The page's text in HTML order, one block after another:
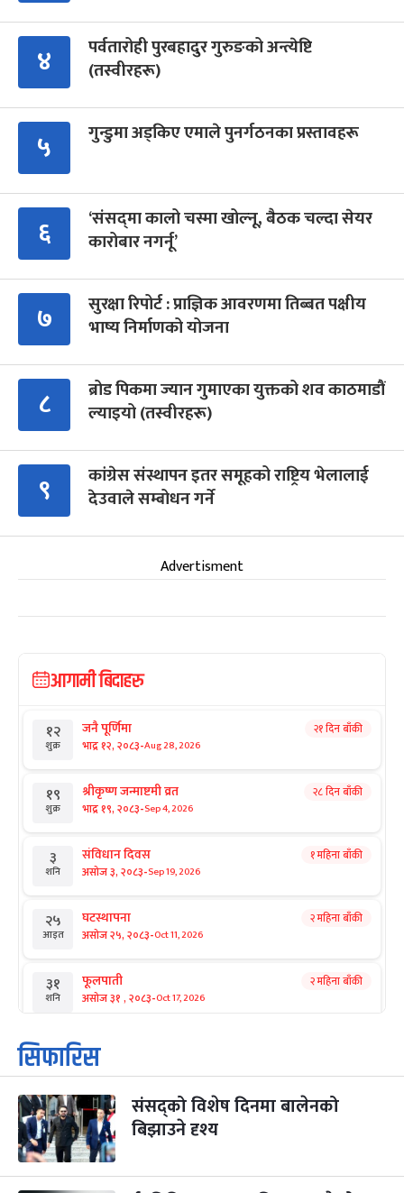
४
पर्वतारोही पुरबहादुर गुरुङको अन्त्येष्टि
(तस्वीरहरू)
५ गुन्डुमा अड्किए एमाले पुनर्गठनका प्रस्तावहरू
६
‘संसद्‍मा कालो चस्मा खोल्नू, बैठक चल्दा सेयर
कारोबार नगर्नू’
७
सुरक्षा रिपोर्ट : प्राज्ञिक आवरणमा तिब्बत पक्षीय
भाष्य निर्माणको योजना
८
ब्रोड पिकमा ज्यान गुमाएका युक्तको शव काठमाडौं
ल्याइयो (तस्वीरहरू)
९
कांग्रेस संस्थापन इतर समूहको राष्ट्रिय भेलालाई
देउवाले सम्बोधन गर्ने
Advertisment
आगामी बिदाहरु
१२
शुक्र
जनै पूर्णिमा
भाद्र १२, २०८३-Aug 28, 2026
२१ दिन बाँकी
१९
शुक्र
श्रीकृष्ण जन्माष्टमी व्रत
भाद्र १९, २०८३-Sep 4, 2026
२८ दिन बाँकी
३
शनि
संविधान दिवस
असोज ३, २०८३-Sep 19, 2026
१ महिना बाँकी
२५
आइत
घटस्थापना
असोज २५, २०८३-Oct 11, 2026
२ महिना बाँकी
३१
शनि
फूलपाती
असोज ३१ , २०८३-Oct 17, 2026
२ महिना बाँकी
१
आइत
कार्तिक सङ्क्रान्ति
कार्तिक १, २०८३
३
मंगल
महानवमी
कार्तिक ३, २०८३-Oct 20, 2026
२ महिना बाँकी
४
बुध कार्तिक ४, २०८३ -
सिफारिस
संसद्को विशेष दिनमा बालेनको
बिझाउने दृश्य